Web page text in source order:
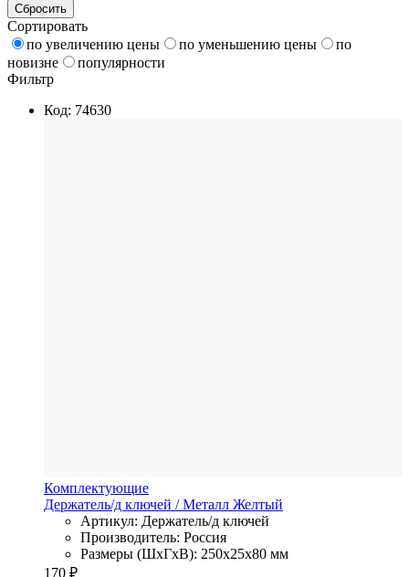
Сбросить
Сортировать
по увеличению цены
по уменьшению цены
по
новизне
популярности
Фильтр
Код: 74630
Комплектующие
Держатель/д ключей / Металл Желтый
Артикул: Держатель/д ключей
Производитель: Россия
Размеры (ШхГхВ): 250x25x80 мм
170 ₽